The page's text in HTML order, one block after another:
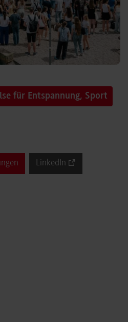
für Entspannung, Sport
LinkedIn